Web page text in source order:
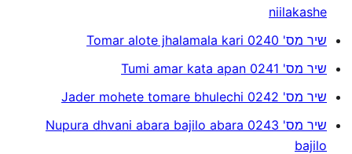
niilakashe
שיר מס' 0240 Tomar alote jhalamala kari
שיר מס' 0241 Tumi amar kata apan
שיר מס' 0242 Jader mohete tomare bhulechi
שיר מס' 0243 Nupura dhvani abara bajilo abara
bajilo